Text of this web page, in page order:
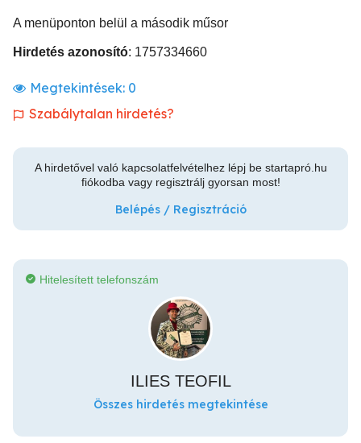
A menüponton belül a második műsor
Hirdetés azonosító: 1757334660
Megtekintések: 0
Szabálytalan hirdetés?
A hirdetővel való kapcsolatfelvételhez lépj be startapró.hu
fiókodba vagy regisztrálj gyorsan most!
Belépés / Regisztráció
Hitelesített telefonszám
ILIES TEOFIL
Összes hirdetés megtekintése